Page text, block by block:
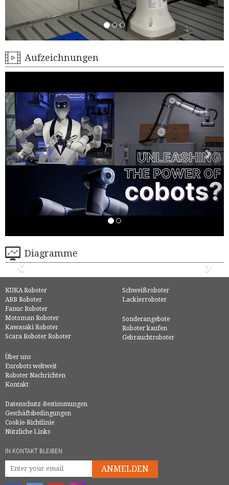
Aufzeichnungen
Diagramme
KUKA Roboter
ABB Roboter
Fanuc Roboter
Motoman Roboter
Kawasaki Roboter
Scara Roboter Roboter
Schweißroboter
Lackierroboter
Sonderangebote
Roboter kaufen
Gebrauchtroboter
Über uns
Eurobots weltweit
Roboter Nachrichten
Kontakt
Datenschutz-Bestimmungen
Geschäftsbedingungen
Cookie-Richtlinie
Nützliche Links
IN KONTAKT BLEIBEN
ANMELDEN